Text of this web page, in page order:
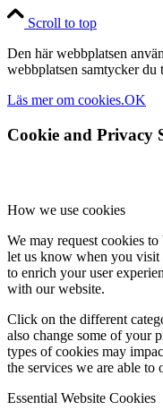
Scroll to top
Den här webbplatsen
webbplatsen samtycker du
Läs mer om cookies.OK
Cookie and Privacy
How we use cookies
We may request cookies
let us know when you
to enrich your user
with our website.
Click on the different
also change some of your
types of cookies may
the services we are able to
Essential Website Cookies